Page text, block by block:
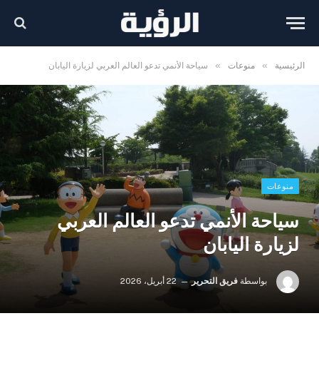
الرئيسية » منوعات » سياحة الأنمي تدعو العالم العربي لزيارة اليابان
منوعات
سياحة الأنمي تدعو العالم العربي
لزيارة اليابان
بواسطة فريق التحرير 22 أبريل، 2026